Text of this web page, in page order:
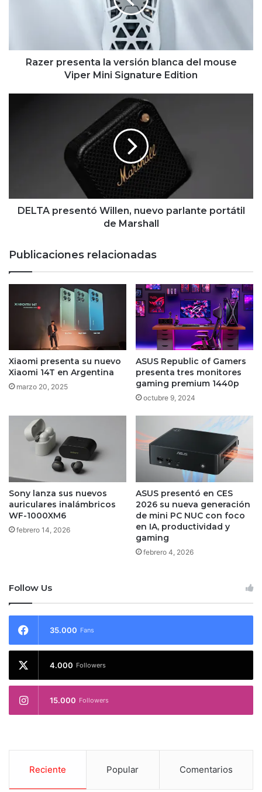
Mini
Signature
Razer presenta la versión blanca del mouse
Viper Mini Signature Edition
DELTA presentó Willen, nuevo parlante portátil
de Marshall
Publicaciones relacionadas
Xiaomi presenta su nuevo
Xiaomi 14T en Argentina
marzo 20, 2025
ASUS Republic of Gamers
presenta tres monitores
gaming premium 1440p
octubre 9, 2024
Sony lanza sus nuevos
auriculares inalámbricos
WF-1000XM6
febrero 14, 2026
ASUS presentó en CES
2026 su nueva generación
de mini PC NUC con foco
en IA, productividad y
gaming
febrero 4, 2026
Follow Us
35.000 Fans
4.000 Followers
15.000 Followers
Reciente Popular Comentarios